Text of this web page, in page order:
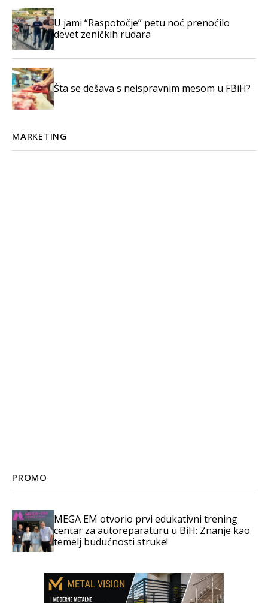
U jami “Raspotočje” petu noć prenoćilo
devet zeničkih rudara
Šta se dešava s neispravnim mesom u FBiH?
MARKETING
PROMO
MEGA EM otvorio prvi edukativni trening
centar za autoreparaturu u BiH: Znanje kao
temelj budućnosti struke!